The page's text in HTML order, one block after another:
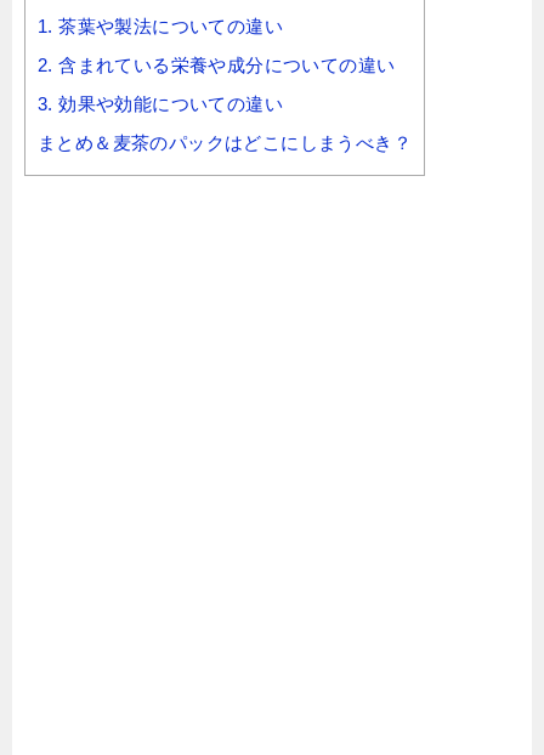
1. 茶葉や製法についての違い
2. 含まれている栄養や成分についての違い
3. 効果や効能についての違い
まとめ＆麦茶のパックはどこにしまうべき？